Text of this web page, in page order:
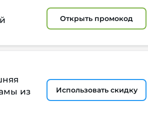
Открыть промокод
из
Использовать скидку